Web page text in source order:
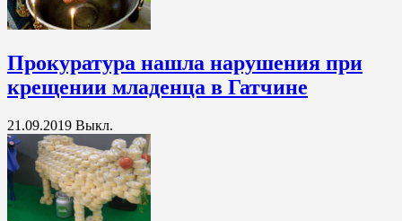
Прокуратура нашла нарушения при
крещении младенца в Гатчине
21.09.2019 Выкл.